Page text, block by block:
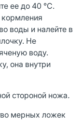
ее до 40 °С.
кормления
воды и налейте в
Не
воду.
она внутри
стороной ножа.
мерных ложек